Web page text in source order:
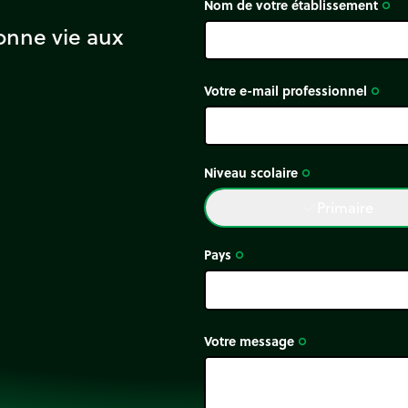
vie aux
Nom de votre établissement trip_origin
Votre e-mail professionnel trip_origin
Niveau scolaire trip_origin
Pays trip_origin
Votre message trip_origin